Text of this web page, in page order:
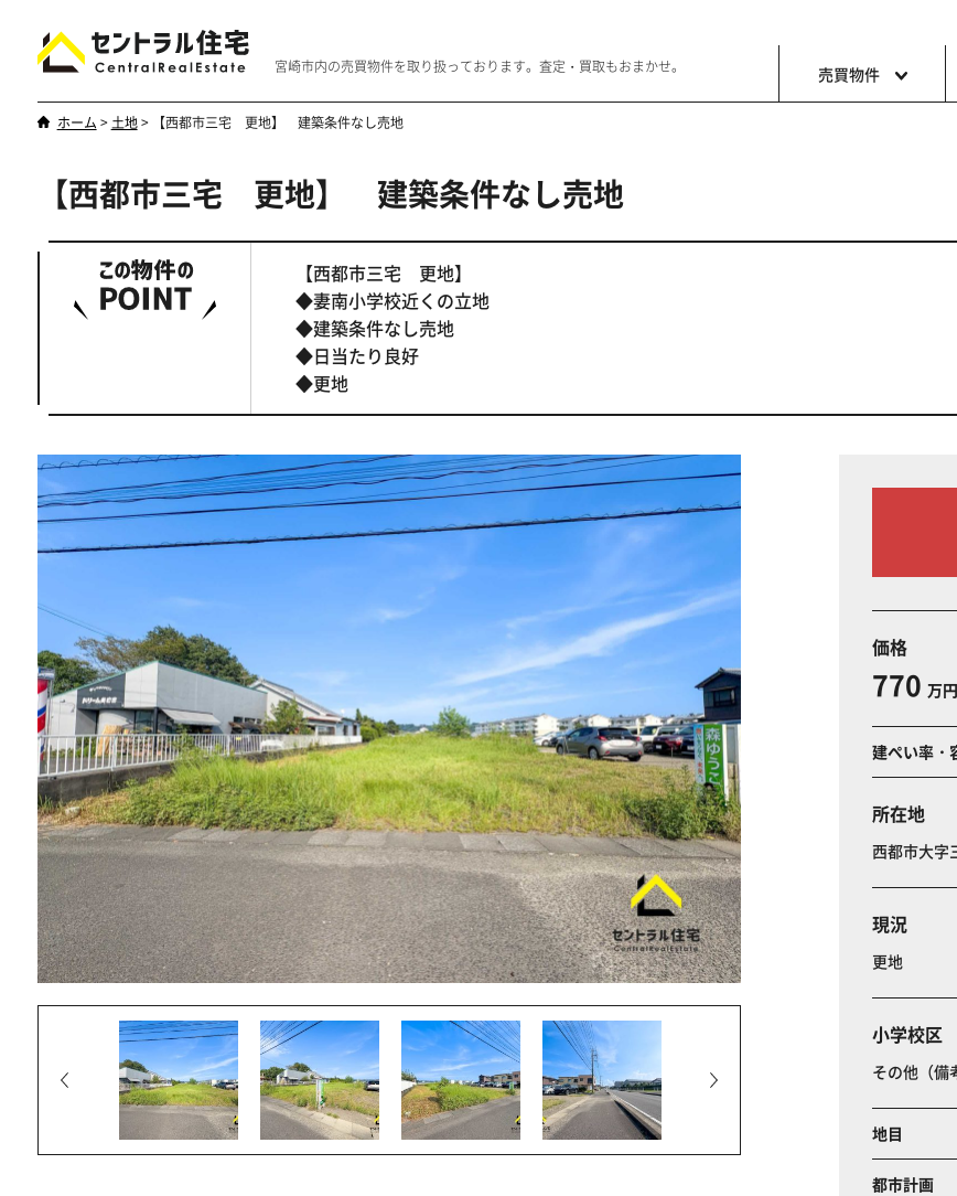
宮崎市内の売買物件を取り扱っております。査定・買取もおまかせ。 売買物件
やはり一戸建てが一番
ホーム > 土地> 【西都市三宅 更地】 建築条件なし売地
【西都市三宅 更地】 建築条件なし売地
【西都市三宅 更地】
◆妻南小学校近くの立地
◆建築条件なし売地
◆日当たり良好
◆更地
価格
770 万円
建ぺい率・
所在地
西都市大
現況
更地
小学校区
その他（備
地目
都市計画